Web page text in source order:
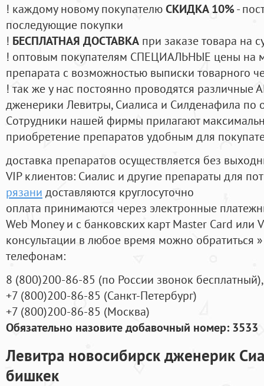
! каждому новому покупателюСКИДКА 10%-
последующие покупки
! БЕСПЛАТНАЯ ДОСТАВКА при заказе товара на
! оптовым покупателям СПЕЦИАЛЬНЫЕ цены на
препарата с возможностью выписки товарного
! так же у нас постоянно проводятся
дженерики Левитры, Сиалиса и Силденафила по
Cотрудники нашей фирмы прилагают
приобретение препаратов удобным для
доставка препаратов осуществляется без
VIP клиентов: Сиалис и другие препараты для
рязани доставляются круглосуточно
оплата принимаются через электронные
Web Money и с банковских карт Master Card или
консультации в любое время можно обратиться
телефонам:
8 (800)200-86-85 (по России звонок бесплатный),
+7 (800)200-86-85 (Санкт-Петербург)
+7 (800)200-86-85 (Москва)
Обязательно назовите добавочный номер: 3533
Левитра новосибирск дженерик
бишкек